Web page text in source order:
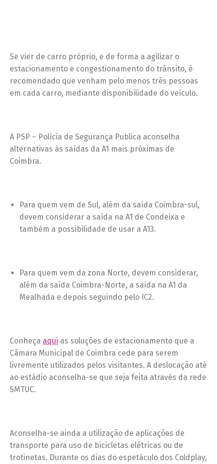
Se vier de carro próprio, e de forma a agilizar o
estacionamento e congestionamento do trânsito, é
recomendado que venham pelo menos três pessoas
em cada carro, mediante disponibilidade do veículo.
A PSP – Polícia de Segurança Publica aconselha
alternativas às saídas da A1 mais próximas de
Coimbra.
Para quem vem de Sul, além da saída Coimbra-sul,
devem considerar a saída na A1 de Condeixa e
também a possibilidade de usar a A13.
Para quem vem da zona Norte, devem considerar,
além da saída Coimbra-Norte, a saída na A1 da
Mealhada e depois seguindo pelo IC2.
Conheça aqui as soluções de estacionamento que a
Câmara Municipal de Coimbra cede para serem
livremente utilizados pelos visitantes. A deslocação até
ao estádio aconselha-se que seja feita através da rede
SMTUC.
Aconselha-se ainda a utilização de aplicações de
transporte para uso de bicicletas elétricas ou de
trotinetas. Durante os dias do espetáculo dos Coldplay,